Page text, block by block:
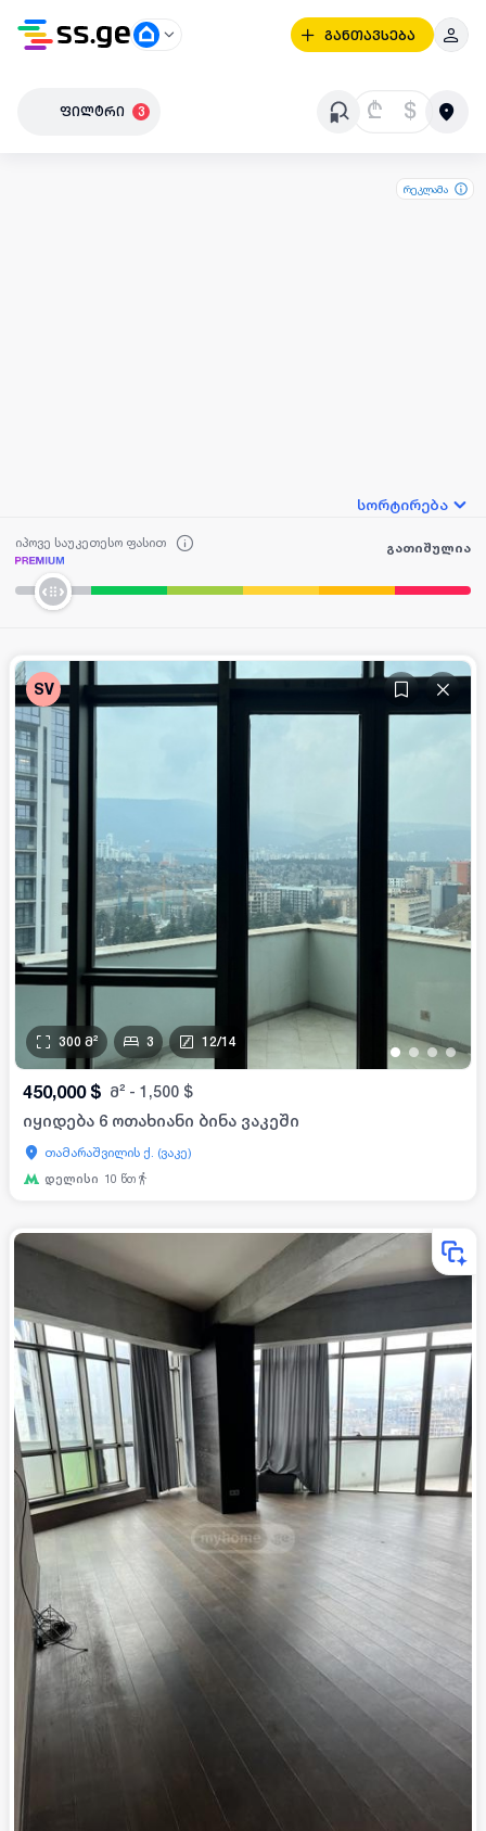
განთავსება
ფილტრი 3 ₾ $
რეკლამა
სორტირება
იპოვე საუკეთესო ფასით გათიშულია
SV
••••
300 მ² 3 12/14
450,000 $ მ² - 1,500 $
იყიდება 6 ოთახიანი ბინა ვაკეში
თამარაშვილის ქ. (ვაკე)
დელისი 10 წთ